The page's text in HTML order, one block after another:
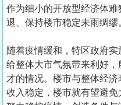
作为细小的开放型经济体
退、保持楼市稳定未雨绸缪
随着疫情缓和，特区政府实
给整体大市气氛带来利好
才的情况。楼市与整体经
收入稳定，楼市就有望避